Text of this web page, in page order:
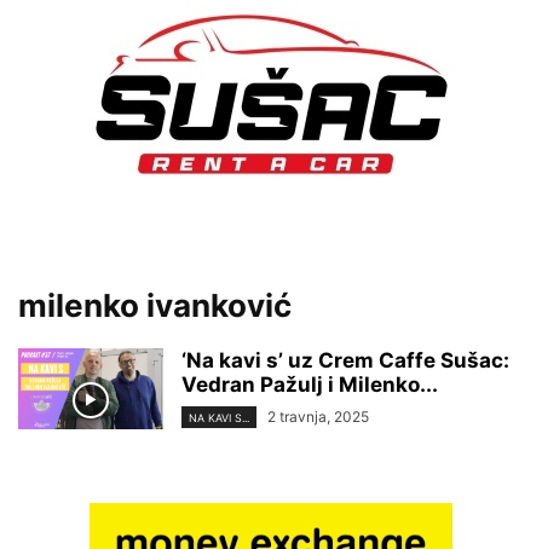
milenko ivanković
‘Na kavi s’ uz Crem Caffe Sušac:
Vedran Pažulj i Milenko...
NA KAVI S... 2 travnja, 2025